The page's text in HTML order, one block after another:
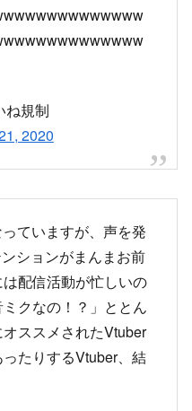
ね規制
2020
ていますが、声を発
ションがまんまお前
配信活動が忙しいの
クなの！？」ととん
ススメされたVtuber
たりするVtuber、結